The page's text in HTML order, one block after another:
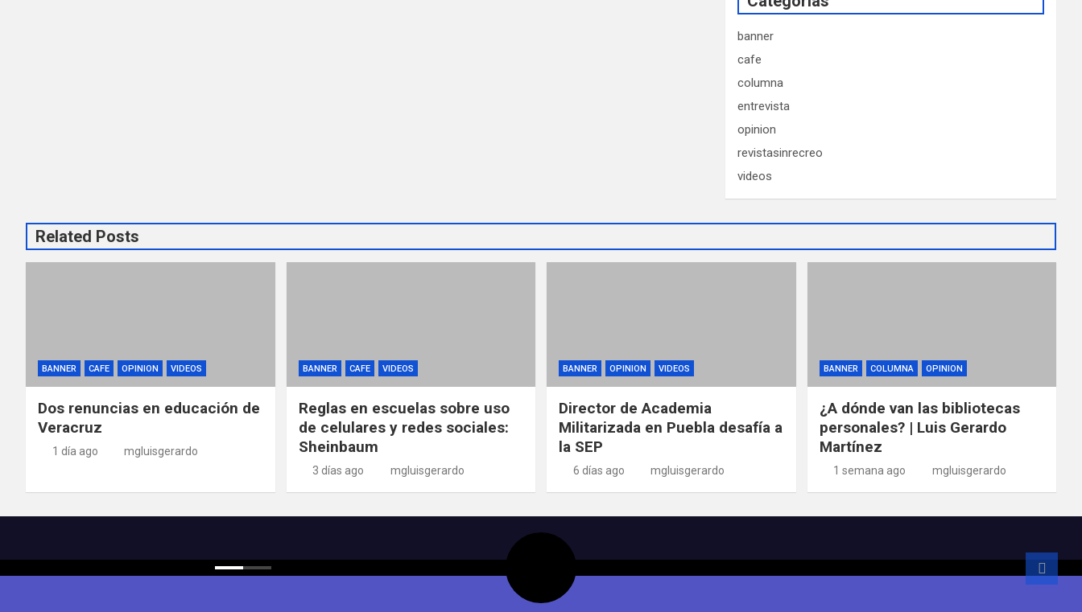
banner
cafe
columna
entrevista
opinion
revistasinrecreo
videos
Related Posts
BANNER CAFE OPINION VIDEOS
Dos renuncias en educación de
Veracruz
1 día ago mgluisgerardo
BANNER CAFE VIDEOS
Reglas en escuelas sobre uso
de celulares y redes sociales:
Sheinbaum
3 días ago mgluisgerardo
BANNER OPINION VIDEOS
Director de Academia
Militarizada en Puebla desafía a
la SEP
6 días ago mgluisgerardo
BANNER COLUMNA OPINION
¿A dónde van las bibliotecas
personales? | Luis Gerardo
Martínez
1 semana ago mgluisgerardo